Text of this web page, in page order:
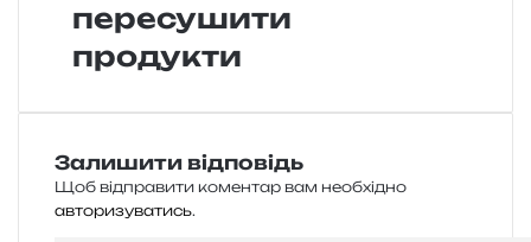
пересушити
продукти
Залишити відповідь
Щоб відправити коментар вам необхідно
авторизуватись.